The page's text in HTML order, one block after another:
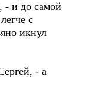
и до самой
с
икнул
- а